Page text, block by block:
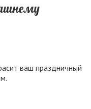
ваш праздничный